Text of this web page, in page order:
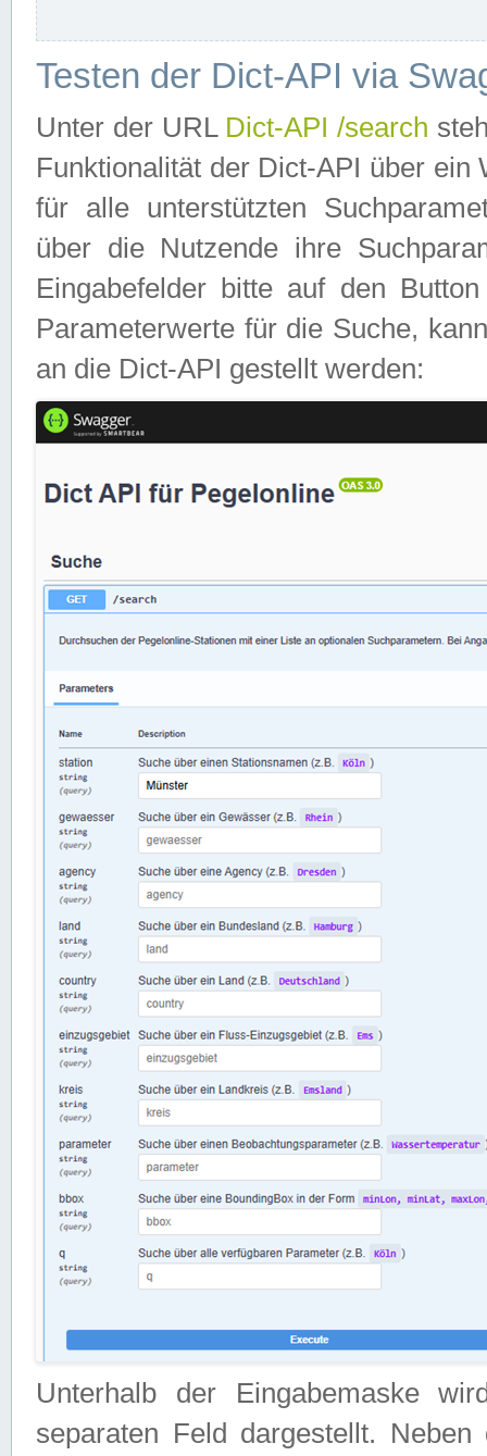
Testen der Dict-API via
Unter der URL Dict-API /search
Funktionalität der Dict-API über
für alle unterstützten
über die Nutzende ihre
Eingabefelder bitte auf den
Parameterwerte für die Suche,
an die Dict-API gestellt werden:
Unterhalb der Eingabemaske
separaten Feld dargestellt.